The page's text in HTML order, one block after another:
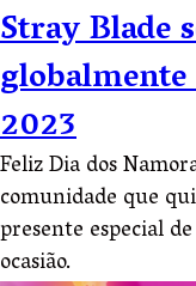
Stray Blade
2023
Feliz Dia dos
comunidade que
presente especial
ocasião.